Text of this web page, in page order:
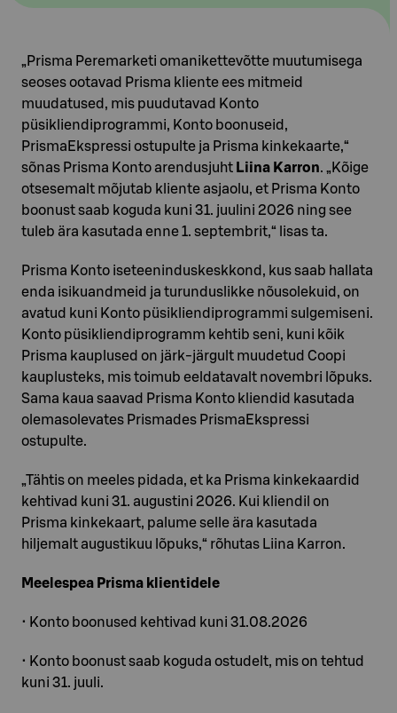
„Prisma Peremarketi omanikettevõtte muutumisega
seoses ootavad Prisma kliente ees mitmeid
muudatused, mis puudutavad Konto
püsikliendiprogrammi, Konto boonuseid,
PrismaEkspressi ostupulte ja Prisma kinkekaarte,“
sõnas Prisma Konto arendusjuht Liina Karron. „Kõige
otsesemalt mõjutab kliente asjaolu, et Prisma Konto
boonust saab koguda kuni 31. juulini 2026 ning see
tuleb ära kasutada enne 1. septembrit,“ lisas ta.
Prisma Konto iseteeninduskeskkond, kus saab hallata
enda isikuandmeid ja turunduslikke nõusolekuid, on
avatud kuni Konto püsikliendiprogrammi sulgemiseni.
Konto püsikliendiprogramm kehtib seni, kuni kõik
Prisma kauplused on järk-järgult muudetud Coopi
kauplusteks, mis toimub eeldatavalt novembri lõpuks.
Sama kaua saavad Prisma Konto kliendid kasutada
olemasolevates Prismades PrismaEkspressi
ostupulte.
„Tähtis on meeles pidada, et ka Prisma kinkekaardid
kehtivad kuni 31. augustini 2026. Kui kliendil on
Prisma kinkekaart, palume selle ära kasutada
hiljemalt augustikuu lõpuks,“ rõhutas Liina Karron.
Meelespea Prisma klientidele
• Konto boonused kehtivad kuni 31.08.2026
• Konto boonust saab koguda ostudelt, mis on tehtud
kuni 31. juuli.